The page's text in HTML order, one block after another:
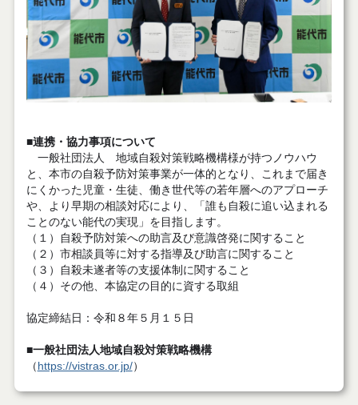
■連携・協力事項について
一般社団法人 地域自殺対策戦略機構様が持つノウハウ
と、本市の自殺予防対策事業が一体的となり、これまで届き
にくかった児童・生徒、働き世代等の若年層へのアプローチ
や、より早期の相談対応により、「誰も自殺に追い込まれる
ことのない能代の実現」を目指します。
（１）自殺予防対策への助言及び意識啓発に関すること
（２）市相談員等に対する指導及び助言に関すること
（３）自殺未遂者等の支援体制に関すること
（４）その他、本協定の目的に資する取組
協定締結日：令和８年５月１５日
■一般社団法人地域自殺対策戦略機構
（ https://vistras.or.jp/）